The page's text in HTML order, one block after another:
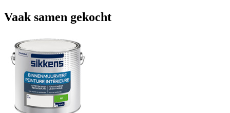
Vaak samen gekocht